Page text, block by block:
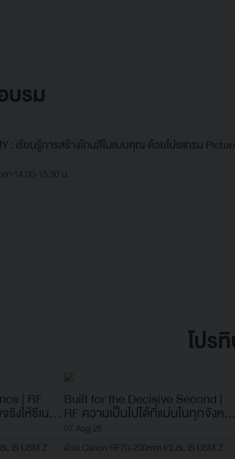
บรม
: เรียนรู้การสร้างโทนสีในแบบคุณ ด้วยโปรแกรม
า 14.00-15.30 น.
โปร
| RF
ริงให้ซีเน
IS USM Z
Built for the Decisive Second |
RF ความเป็นไปได้ที่แม่นในทุกจังหวะ
ตัดสิน
07 Aug 26
ด้วย Canon RF70-200mm f/2.8L IS USM Z